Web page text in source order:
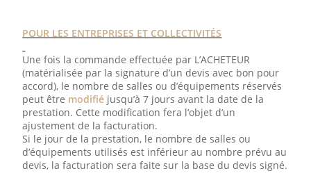
POUR LES ENTREPRISES ET COLLECTIVITÉS
Une fois la commande effectuée par L’ACHETEUR
(matérialisée par la signature d’un devis avec bon pour
accord), le nombre de salles ou d’équipements réservés
peut être modifié jusqu’à 7 jours avant la date de la
prestation. Cette modification fera l’objet d’un
ajustement de la facturation.
Si le jour de la prestation, le nombre de salles ou
d’équipements utilisés est inférieur au nombre prévu au
devis, la facturation sera faite sur la base du devis signé.